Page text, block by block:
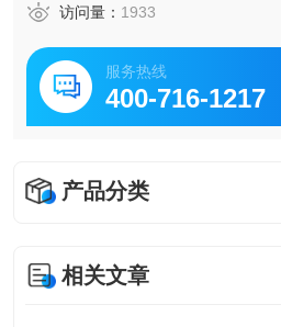
访问量： 1933
服务热线
400-716-1217
产品分类
相关文章